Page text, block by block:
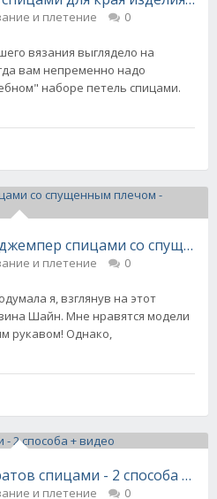
и плетение 0
вязания выглядело на
вам непременно надо
наборе петель спицами.
джемпер спицами со
и плетение 0
я, взглянув на этот
Шайн. Мне нравятся модели
рукавом! Однако,
спицами - 2 способа +
и плетение 0